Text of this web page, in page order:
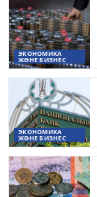
ЭКОНОМИКА
ЖӘНЕ БИЗНЕС
ЭКОНОМИКА
ЖӘНЕ БИЗНЕС